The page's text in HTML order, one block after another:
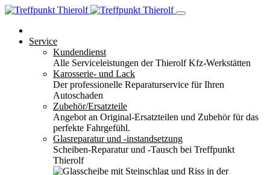
Service
Kundendienst
Alle Serviceleistungen der Thierolf Kfz-Werkstätten
Karosserie- und Lack
Der professionelle Reparaturservice für Ihren
Autoschaden
Zubehör/Ersatzteile
Angebot an Original-Ersatzteilen und Zubehör für das
perfekte Fahrgefühl.
Glasreparatur und -instandsetzung
Scheiben-Reparatur und -Tausch bei Treffpunkt
Thierolf